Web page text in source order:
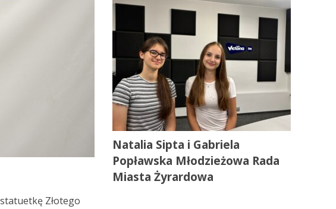
Złotego
Natalia Sipta i Gabriela
Popławska Młodzieżowa Rada
Miasta Żyrardowa